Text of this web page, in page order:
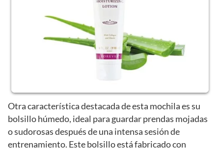
Otra característica destacada de esta mochila es su
bolsillo húmedo, ideal para guardar prendas mojadas
o sudorosas después de una intensa sesión de
entrenamiento. Este bolsillo está fabricado con